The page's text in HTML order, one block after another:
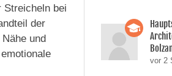
Streicheln bei
der
und
vor 2